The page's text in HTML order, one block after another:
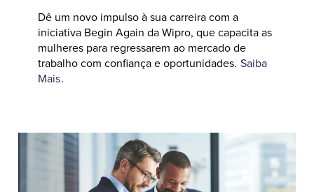
Dê um novo impulso à sua carreira com a
iniciativa Begin Again da Wipro, que capacita as
mulheres para regressarem ao mercado de
trabalho com confiança e oportunidades. Saiba
Mais.